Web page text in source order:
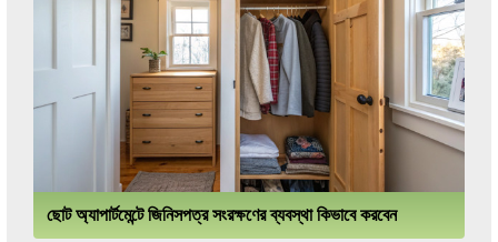
ছোট অ্যাপার্টমেন্টে জিনিসপত্র সংরক্ষণের ব্যবস্থা কিভাবে করবেন